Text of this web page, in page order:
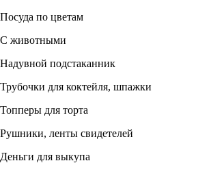
Посуда по цветам
С животными
Надувной подстаканник
Трубочки для коктейля, шпажки
Топперы для торта
Рушники, ленты свидетелей
Деньги для выкупа